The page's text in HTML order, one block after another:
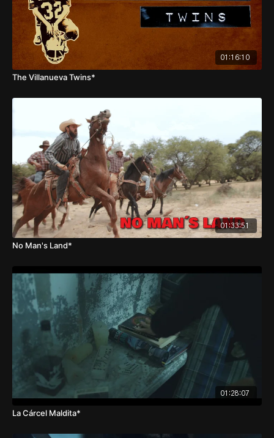
01:16:10
The Villanueva Twins*
01:33:51
No Man's Land*
01:28:07
La Cárcel Maldita*